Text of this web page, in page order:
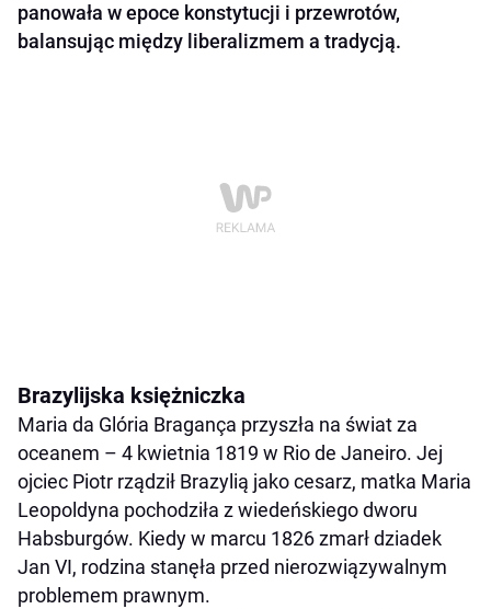
panowała w epoce konstytucji i przewrotów,
balansując między liberalizmem a tradycją.
Brazylijska księżniczka
Maria da Glória Bragança przyszła na świat za
oceanem – 4 kwietnia 1819 w Rio de Janeiro. Jej
ojciec Piotr rządził Brazylią jako cesarz, matka Maria
Leopoldyna pochodziła z wiedeńskiego dworu
Habsburgów. Kiedy w marcu 1826 zmarł dziadek
Jan VI, rodzina stanęła przed nierozwiązywalnym
problemem prawnym.